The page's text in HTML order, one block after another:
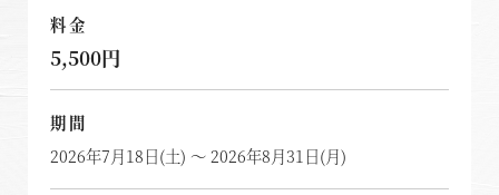
料金
5,500円
期間
2026年7月18日(土) ～ 2026年8月31日(月)